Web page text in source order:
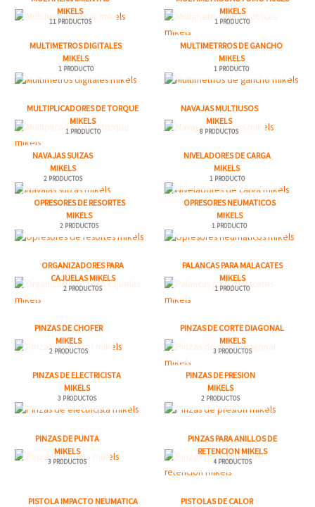
MIKELS
11 PRODUCTOS
MIKELS
1 PRODUCTO
MULTIMETROS DIGITALES
MIKELS
1 PRODUCTO
MULTIMETRROS DE GANCHO
MIKELS
1 PRODUCTO
MULTIPLICADORES DE TORQUE
MIKELS
1 PRODUCTO
NAVAJAS MULTIUSOS
MIKELS
8 PRODUCTOS
NAVAJAS SUIZAS
MIKELS
2 PRODUCTOS
NIVELADORES DE CARGA
MIKELS
1 PRODUCTO
OPRESORES DE RESORTES
MIKELS
2 PRODUCTOS
OPRESORES NEUMATICOS
MIKELS
1 PRODUCTO
ORGANIZADORES PARA
CAJUELAS MIKELS
2 PRODUCTOS
PALANCAS PARA MALACATES
MIKELS
1 PRODUCTO
PINZAS DE CHOFER
MIKELS
2 PRODUCTOS
PINZAS DE CORTE DIAGONAL
MIKELS
3 PRODUCTOS
PINZAS DE ELECTRICISTA
MIKELS
3 PRODUCTOS
PINZAS DE PRESION
MIKELS
2 PRODUCTOS
PINZAS DE PUNTA
MIKELS
3 PRODUCTOS
PINZAS PARA ANILLOS DE
RETENCION MIKELS
4 PRODUCTOS
PISTOLA IMPACTO NEUMATICA
PISTOLAS DE CALOR